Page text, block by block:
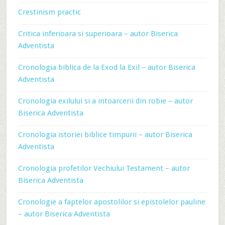
Crestinism practic
Critica inferioara si superioara – autor Biserica
Adventista
Cronologia biblica de la Exod la Exil – autor Biserica
Adventista
Cronologia exilului si a intoarcerii din robie – autor
Biserica Adventista
Cronologia istoriei biblice timpurii – autor Biserica
Adventista
Cronologia profetilor Vechiului Testament – autor
Biserica Adventista
Cronologie a faptelor apostolilor si epistolelor pauline
– autor Biserica Adventista